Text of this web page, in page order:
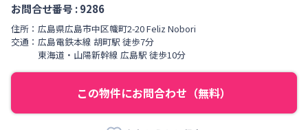
お問合せ番号 :9286
住所： 広島県広島市中区幟町2-20 Feliz Nobori
交通： 広島電鉄本線 胡町駅 徒歩7分
東海道・山陽新幹線 広島駅 徒歩10分
この物件にお問合わせ（無料）